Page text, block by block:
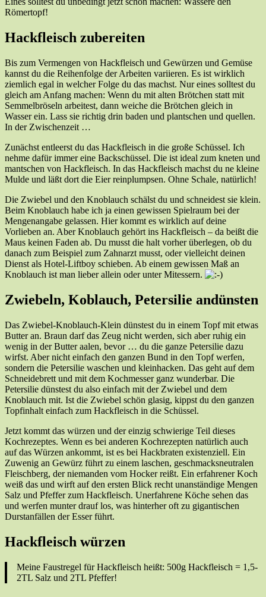
Römertopf!
Hackfleisch zubereiten
Bis zum Vermengen von Hackfleisch und Gewürzen und Gemüse
kannst du die Reihenfolge der Arbeiten variieren. Es ist wirklich
ziemlich egal in welcher Folge du das machst. Nur eines solltest du
gleich am Anfang machen: Wenn du mit alten Brötchen statt mit
Semmelbröseln arbeitest, dann weiche die Brötchen gleich in
Wasser ein. Lass sie richtig drin baden und plantschen und quellen.
In der Zwischenzeit …
Zunächst entleerst du das Hackfleisch in die große Schüssel. Ich
nehme dafür immer eine Backschüssel. Die ist ideal zum kneten und
mantschen von Hackfleisch. In das Hackfleisch machst du ne kleine
Mulde und läßt dort die Eier reinplumpsen. Ohne Schale, natürlich!
Die Zwiebel und den Knoblauch schälst du und schneidest sie klein.
Beim Knoblauch habe ich ja einen gewissen Spielraum bei der
Mengenangabe gelassen. Hier kommt es wirklich auf deine
Vorlieben an. Aber Knoblauch gehört ins Hackfleisch – da beißt die
Maus keinen Faden ab. Du musst die halt vorher überlegen, ob du
danach zum Beispiel zum Zahnarzt musst, oder vielleicht deinen
Dienst als Hotel-Liftboy schieben. Ab einem gewissen Maß an
Knoblauch ist man lieber allein oder unter Mitessern.
Zwiebeln, Koblauch, Petersilie andünsten
Das Zwiebel-Knoblauch-Klein dünstest du in einem Topf mit etwas
Butter an. Braun darf das Zeug nicht werden, sich aber ruhig ein
wenig in der Butter aalen, bevor … du die ganze Petersilie dazu
wirfst. Aber nicht einfach den ganzen Bund in den Topf werfen,
sondern die Petersilie waschen und kleinhacken. Das geht auf dem
Schneidebrett und mit dem Kochmesser ganz wunderbar. Die
Petersilie dünstest du also einfach mit der Zwiebel und dem
Knoblauch mit. Ist die Zwiebel schön glasig, kippst du den ganzen
Topfinhalt einfach zum Hackfleisch in die Schüssel.
Jetzt kommt das würzen und der einzig schwierige Teil dieses
Kochrezeptes. Wenn es bei anderen Kochrezepten natürlich auch
auf das Würzen ankommt, ist es bei Hackbraten existenziell. Ein
Zuwenig an Gewürz führt zu einem laschen, geschmacksneutralen
Fleischberg, der niemanden vom Hocker reißt. Ein erfahrener Koch
weiß das und wirft auf den ersten Blick recht unanständige Mengen
Salz und Pfeffer zum Hackfleisch. Unerfahrene Köche sehen das
und werfen munter drauf los, was hinterher oft zu gigantischen
Durstanfällen der Esser führt.
Hackfleisch würzen
Meine Faustregel für Hackfleisch heißt: 500g Hackfleisch = 1,5-
2TL Salz und 2TL Pfeffer!